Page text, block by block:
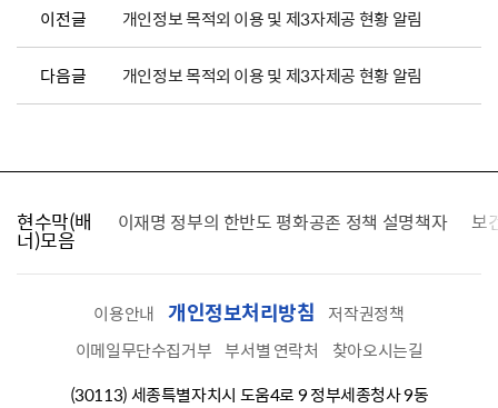
이전글 개인정보 목적외 이용 및 제3자제공 현황 알림
다음글 개인정보 목적외 이용 및 제3자제공 현황 알림
현수막(배
너)모음
찾습니다 이재명 정부의 한반도 평화공존 정책 설명책자 보
이용안내 개인정보처리방침
저작권정책
이메일무단수집거부 부서별 연락처
찾아오시는길
(30113) 세종특별자치시 도움4로 9 정부세종청사 9동